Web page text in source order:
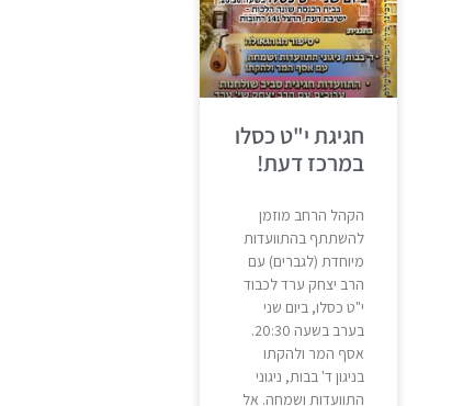
חגיגת י"ט כסלו
במרכז דעת!
הקהל הרחב מוזמן
להשתתף בהתוועדות
מיוחדת (לגברים) עם
הרב יצחק ערד לכבוד
י"ט כסלו, ביום שני
בערב בשעה 20:30.
אסף המר ולהקתו
בניגון ד' בבות, ניגוני
התוועדות ושמחה. אל